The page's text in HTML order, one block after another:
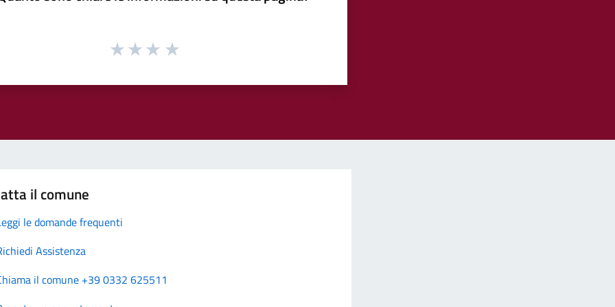
il comune
le domande frequenti
Assistenza
il comune +39 0332 625511